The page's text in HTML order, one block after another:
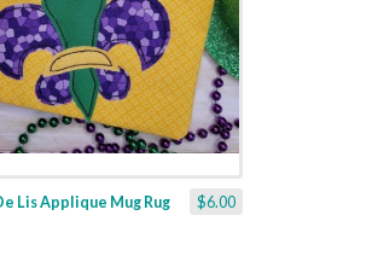
$6.00
Lis Applique Mug Rug